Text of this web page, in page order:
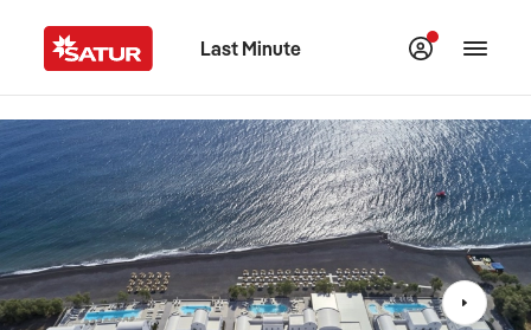
Last Minute